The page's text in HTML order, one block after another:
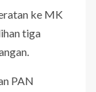
ke MK
tiga
PAN